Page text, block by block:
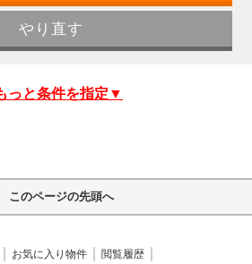
っと条件を指定▼
このページの先頭へ
お気に入り物件
閲覧履歴